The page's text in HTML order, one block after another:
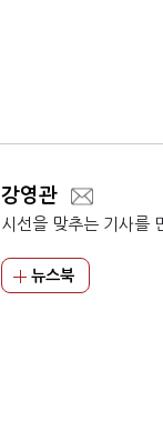
강영관
시선을 맞추는 기사를
뉴스북